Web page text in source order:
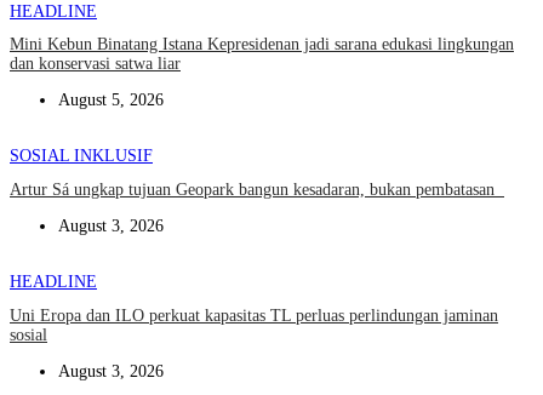
HEADLINE
Mini Kebun Binatang Istana Kepresidenan jadi sarana edukasi lingkungan
dan konservasi satwa liar
August 5, 2026
SOSIAL INKLUSIF
Artur Sá ungkap tujuan Geopark bangun kesadaran, bukan pembatasan
August 3, 2026
HEADLINE
Uni Eropa dan ILO perkuat kapasitas TL perluas perlindungan jaminan
sosial
August 3, 2026